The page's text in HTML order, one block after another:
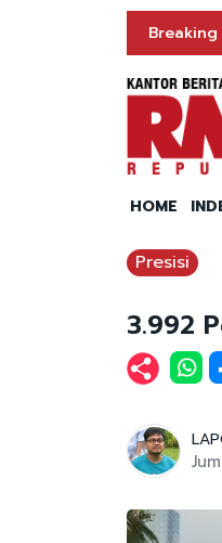
Breaking
HOME
Presisi
3.992